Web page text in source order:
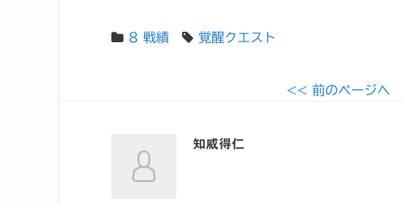
8 戦績 覚醒クエスト
<< 前のページへ
知威得仁